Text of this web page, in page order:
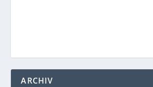
ARCHIV